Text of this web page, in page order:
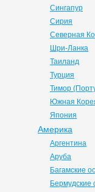
Сингапур
Сирия
Северная
Шри-Ланка
Таиланд
Турция
Тимор
Южная
Япония
Америка
Аргентина
Аруба
Багамские
Бермудские